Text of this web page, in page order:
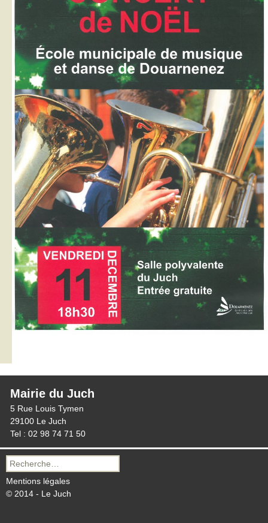
Mairie du Juch
5 Rue Louis Tymen
29100 Le Juch
Tel : 02 98 74 71 50
Recherche
pour :
Mentions légales
© 2014 - Le Juch